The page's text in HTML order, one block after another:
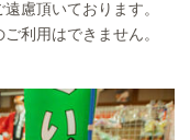
慮頂いております。
利用はできません。